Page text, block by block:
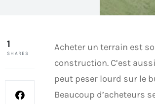
1
SHARES
Acheter un terrain est
construction. C’est
peut peser lourd sur le
Beaucoup d’acheteurs